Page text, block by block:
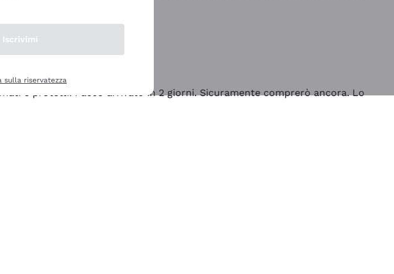
e protetti. Pacco arrivato in 2 giorni. Sicuramente comprerò ancora. Lo
Iscrivimi
sulla riservatezza